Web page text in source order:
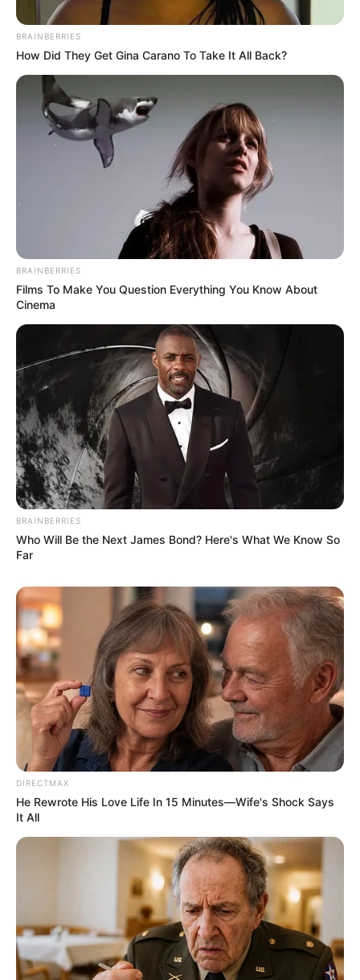
BRAINBERRIES
How Did They Get Gina Carano To Take It All Back?
BRAINBERRIES
Films To Make You Question Everything You Know About
Cinema
BRAINBERRIES
Who Will Be the Next James Bond? Here's What We Know So
Far
DIRECTMAX
He Rewrote His Love Life In 15 Minutes—Wife's Shock Says
It All